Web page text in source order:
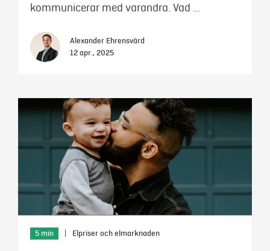
kommunicerar med varandra. Vad …
Alexander Ehrensvärd
12 apr., 2025
5 min Elpriser och elmarknaden